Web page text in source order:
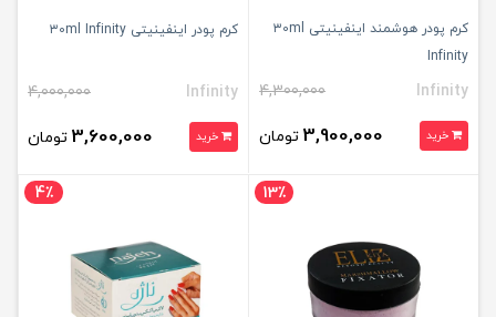
کرم پودر هوشمند اینفینیتی ۳0ml
Infinity
Infinity
4,300,000
خرید 3,900,000 تومان
کرم پودر اینفینیتی ۳0ml Infinity
Infinity
4,000,000
خرید 3,600,000 تومان
13٪ 4٪